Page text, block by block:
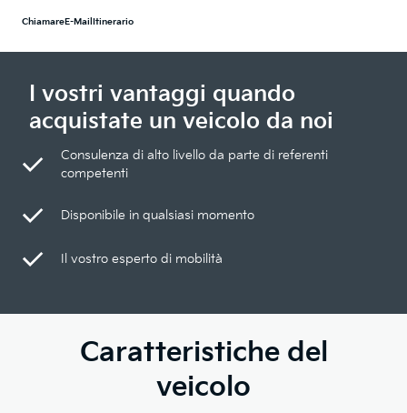
ChiamareE-Mail Itinerario
I vostri vantaggi quando
acquistate un veicolo da noi
Consulenza di alto livello da parte di referenti
competenti
Disponibile in qualsiasi momento
Il vostro esperto di mobilità
Caratteristiche del
veicolo